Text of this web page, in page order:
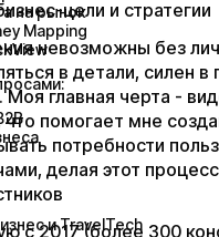
цели и стратегии​
невозможны без
в детали, силен в
Моя главная черта -
что помогает мне
потребности
делая этот
с 2017 (более 300
на рынок
Mapping
и TravelTech